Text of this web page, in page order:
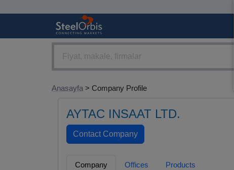
Anasayfa > Company Profile
AYTAC INSAAT LTD.
Company Offices Products